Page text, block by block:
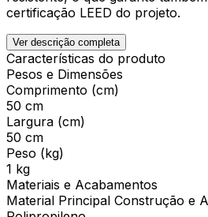
certificação LEED do projeto.
Ver descrição completa
Características do produto
Pesos e Dimensões
Comprimento (cm)
50 cm
Largura (cm)
50 cm
Peso (kg)
1 kg
Materiais e Acabamentos
Material Principal Construção e